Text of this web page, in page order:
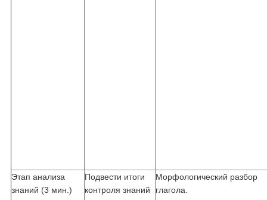
Этап анализа
знаний (3 мин.)
Подвести итоги
контроля знаний
Морфологический разбор
глагола.